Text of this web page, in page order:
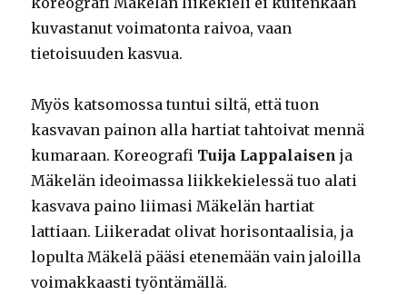
kuvastanut voimatonta raivoa, vaan
tietoisuuden kasvua.
Myös katsomossa tuntui siltä, että tuon
kasvavan painon alla hartiat tahtoivat mennä
kumaraan. Koreografi Tuija Lappalaisen ja
Mäkelän ideoimassa liikkekielessä tuo alati
kasvava paino liimasi Mäkelän hartiat
lattiaan. Liikeradat olivat horisontaalisia, ja
lopulta Mäkelä pääsi etenemään vain jaloilla
voimakkaasti työntämällä.